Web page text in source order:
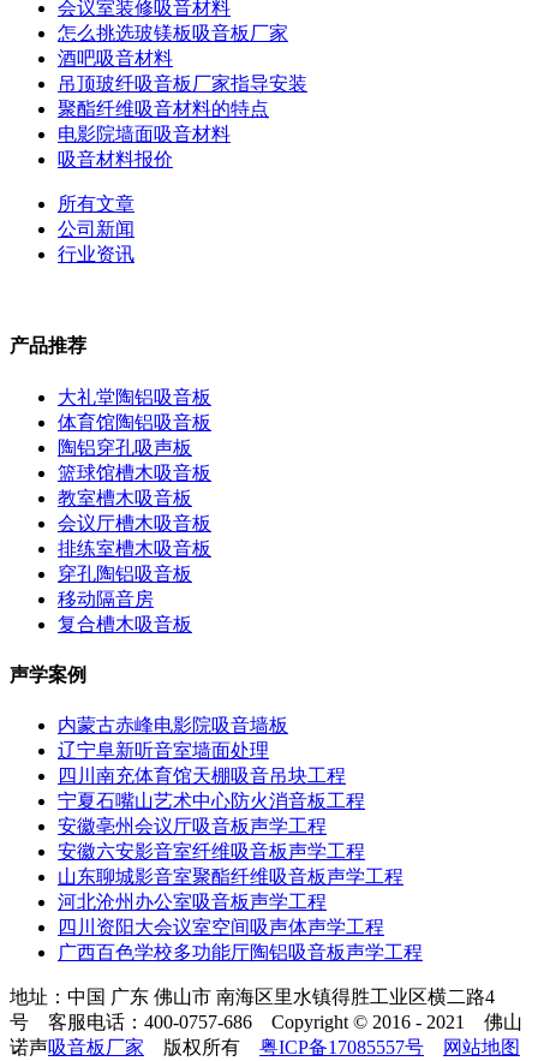
会议室装修吸音材料
怎么挑选玻镁板吸音板厂家
酒吧吸音材料
吊顶玻纤吸音板厂家指导安装
聚酯纤维吸音材料的特点
电影院墙面吸音材料
吸音材料报价
所有文章
公司新闻
行业资讯
产品推荐
大礼堂陶铝吸音板
体育馆陶铝吸音板
陶铝穿孔吸声板
篮球馆槽木吸音板
教室槽木吸音板
会议厅槽木吸音板
排练室槽木吸音板
穿孔陶铝吸音板
移动隔音房
复合槽木吸音板
声学案例
内蒙古赤峰电影院吸音墙板
辽宁阜新听音室墙面处理
四川南充体育馆天棚吸音吊块工程
宁夏石嘴山艺术中心防火消音板工程
安徽亳州会议厅吸音板声学工程
安徽六安影音室纤维吸音板声学工程
山东聊城影音室聚酯纤维吸音板声学工程
河北沧州办公室吸音板声学工程
四川资阳大会议室空间吸声体声学工程
广西百色学校多功能厅陶铝吸音板声学工程
地址：中国 广东 佛山市 南海区里水镇得胜工业区横二路4
号 客服电话：400-0757-686 Copyright © 2016 - 2021 佛山
诺声吸音板厂家 版权所有 粤ICP备17085557号 网站地图